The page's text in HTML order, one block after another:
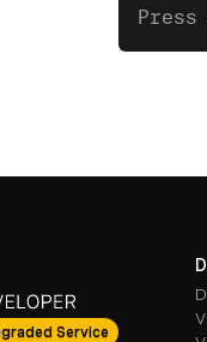
Service